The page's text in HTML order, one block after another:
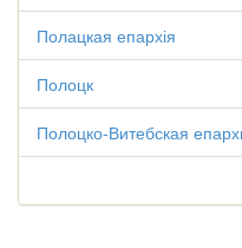
Полацкая епархія
Полоцк
Полоцко-Витебская